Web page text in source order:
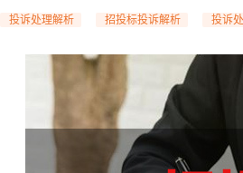
投诉处理解析 招投标投诉解析 投诉